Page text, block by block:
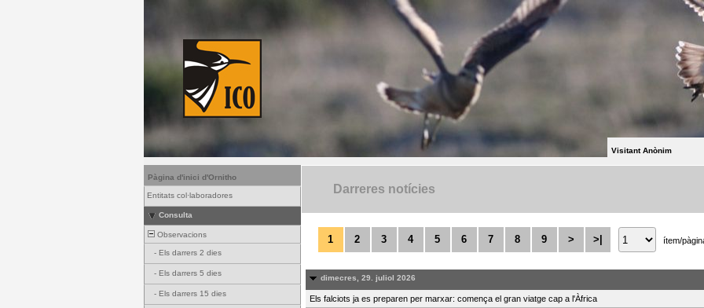
Visitant Anònim
Pàgina d'inici d'Ornitho
Entitats col·laboradores
Consulta
Observacions
- Els darrers 2 dies
- Els darrers 5 dies
- Els darrers 15 dies
Darreres notícies
1 2 3 4 5 6 7 8 9 > >| ítem/
dimecres, 29. juliol 2026
Els falciots ja es preparen per marxar: comença el gran viatge cap a l'Àfrica